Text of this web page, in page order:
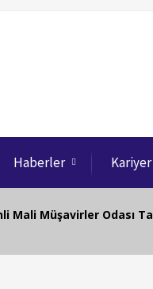
Haberler Kariyer
Mali Müşavirler Odası